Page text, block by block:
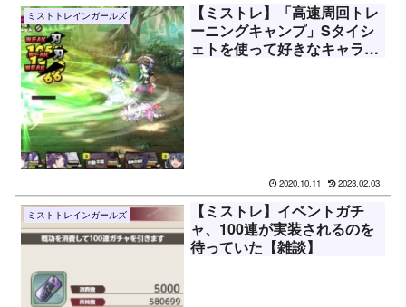
ミストトレインガールズ
【ミストレ】「高速周回トレ
ーニングキャンプ」Sタイシ
ェトを使って好きなキャラを
2020.10.11 2023.02.03
ミストトレインガールズ
【ミストレ】イベントガチ
ャ、100連が実装されるのを
待っていた【雑談】